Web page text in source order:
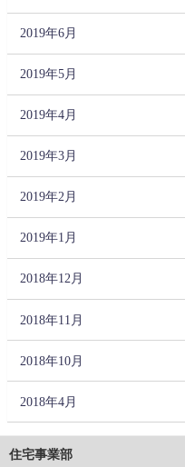
2019年6月
2019年5月
2019年4月
2019年3月
2019年2月
2019年1月
2018年12月
2018年11月
2018年10月
2018年4月
住宅事業部